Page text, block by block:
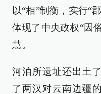
以“相”制衡，实行“
体现了中央政权“因
慧。
河泊所遗址还出土
了两汉对云南边疆